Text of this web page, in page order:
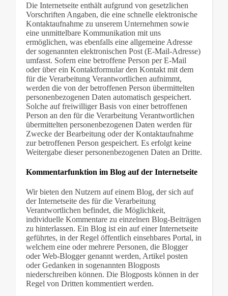
Die Internetseite enthält aufgrund von gesetzlichen
Vorschriften Angaben, die eine schnelle elektronische
Kontaktaufnahme zu unserem Unternehmen sowie
eine unmittelbare Kommunikation mit uns
ermöglichen, was ebenfalls eine allgemeine Adresse
der sogenannten elektronischen Post (E-Mail-Adresse)
umfasst. Sofern eine betroffene Person per E-Mail
oder über ein Kontaktformular den Kontakt mit dem
für die Verarbeitung Verantwortlichen aufnimmt,
werden die von der betroffenen Person übermittelten
personenbezogenen Daten automatisch gespeichert.
Solche auf freiwilliger Basis von einer betroffenen
Person an den für die Verarbeitung Verantwortlichen
übermittelten personenbezogenen Daten werden für
Zwecke der Bearbeitung oder der Kontaktaufnahme
zur betroffenen Person gespeichert. Es erfolgt keine
Weitergabe dieser personenbezogenen Daten an Dritte.
Kommentarfunktion im Blog auf der Internetseite
Wir bieten den Nutzern auf einem Blog, der sich auf
der Internetseite des für die Verarbeitung
Verantwortlichen befindet, die Möglichkeit,
individuelle Kommentare zu einzelnen Blog-Beiträgen
zu hinterlassen. Ein Blog ist ein auf einer Internetseite
geführtes, in der Regel öffentlich einsehbares Portal, in
welchem eine oder mehrere Personen, die Blogger
oder Web-Blogger genannt werden, Artikel posten
oder Gedanken in sogenannten Blogposts
niederschreiben können. Die Blogposts können in der
Regel von Dritten kommentiert werden.